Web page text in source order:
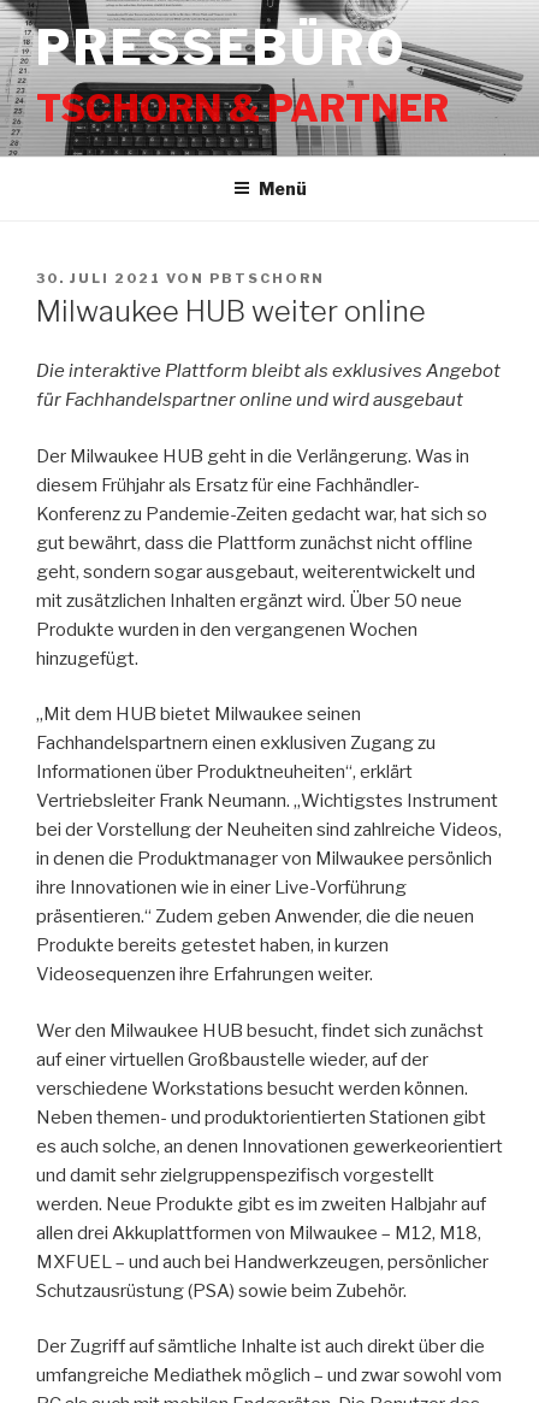
Zum
Inhalt
springenPRESSEBÜRO
TSCHORN & PARTNER
Menü
VERÖFFENTLICHT
AM
30. JULI 2021 VON PBTSCHORN
Milwaukee HUB weiter online
Die interaktive Plattform bleibt als exklusives Angebot
für Fachhandelspartner online und wird ausgebaut
Der Milwaukee HUB geht in die Verlängerung. Was in
diesem Frühjahr als Ersatz für eine Fachhändler-
Konferenz zu Pandemie-Zeiten gedacht war, hat sich so
gut bewährt, dass die Plattform zunächst nicht offline
geht, sondern sogar ausgebaut, weiterentwickelt und
mit zusätzlichen Inhalten ergänzt wird. Über 50 neue
Produkte wurden in den vergangenen Wochen
hinzugefügt.
„Mit dem HUB bietet Milwaukee seinen
Fachhandelspartnern einen exklusiven Zugang zu
Informationen über Produktneuheiten“, erklärt
Vertriebsleiter Frank Neumann. „Wichtigstes Instrument
bei der Vorstellung der Neuheiten sind zahlreiche Videos,
in denen die Produktmanager von Milwaukee persönlich
ihre Innovationen wie in einer Live-Vorführung
präsentieren.“ Zudem geben Anwender, die die neuen
Produkte bereits getestet haben, in kurzen
Videosequenzen ihre Erfahrungen weiter.
Wer den Milwaukee HUB besucht, findet sich zunächst
auf einer virtuellen Großbaustelle wieder, auf der
verschiedene Workstations besucht werden können.
Neben themen- und produktorientierten Stationen gibt
es auch solche, an denen Innovationen gewerkeorientiert
und damit sehr zielgruppenspezifisch vorgestellt
werden. Neue Produkte gibt es im zweiten Halbjahr auf
allen drei Akkuplattformen von Milwaukee – M12, M18,
MXFUEL – und auch bei Handwerkzeugen, persönlicher
Schutzausrüstung (PSA) sowie beim Zubehör.
Der Zugriff auf sämtliche Inhalte ist auch direkt über die
umfangreiche Mediathek möglich – und zwar sowohl vom